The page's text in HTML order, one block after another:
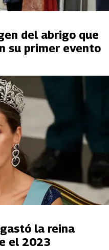
su primer evento
la reina
el 2023